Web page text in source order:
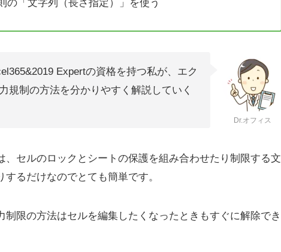
の「文字列（長さ指定）」を使う
Expertの資格を持つ私が、エク
規制の方法を分かりやすく解説していく
Dr.オフィス
、セルのロックとシートの保護を組み合わせたり制限する文
るだけなのでとても簡単です。
制限の方法はセルを編集したくなったときもすぐに解除でき